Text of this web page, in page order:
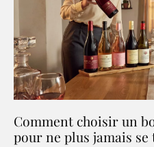
Comment choisir un
pour ne plus jamais